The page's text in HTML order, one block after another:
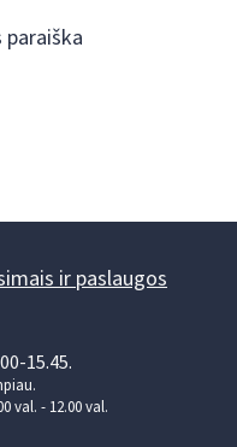
ir paslaugos
15.45.
val. - 12.00 val.